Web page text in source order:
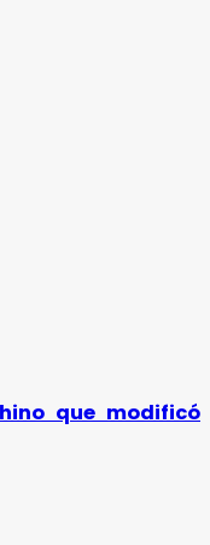
que modificó